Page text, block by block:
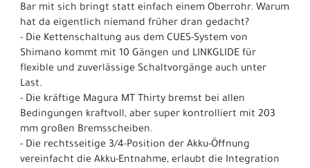
Bar mit sich bringt statt einfach einem Oberrohr. Warum
hat da eigentlich niemand früher dran gedacht?
- Die Kettenschaltung aus dem CUES-System von
Shimano kommt mit 10 Gängen und LINKGLIDE für
flexible und zuverlässige Schaltvorgänge auch unter
Last.
- Die kräftige Magura MT Thirty bremst bei allen
Bedingungen kraftvoll, aber super kontrolliert mit 203
mm großen Bremsscheiben.
- Die rechtsseitige 3/4-Position der Akku-Öffnung
vereinfacht die Akku-Entnahme, erlaubt die Integration